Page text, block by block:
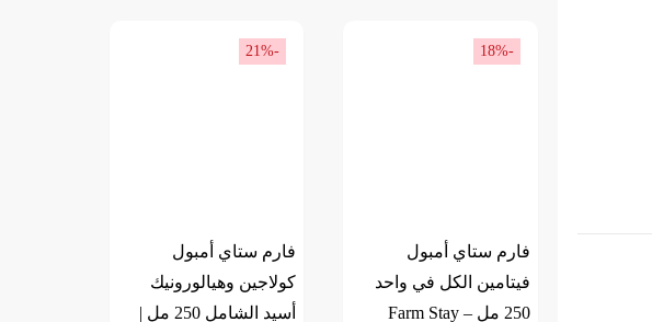
-18%
فارم ستاي أمبول
فيتامين الكل في واحد
250 مل – Farm Stay
-21%
فارم ستاي أمبول
كولاجين وهيالورونيك
أسيد الشامل 250 مل |